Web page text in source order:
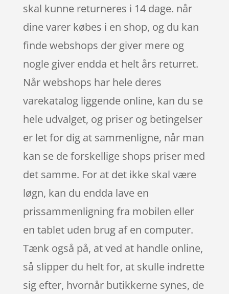
skal kunne returneres i 14 dage. når
dine varer købes i en shop, og du kan
finde webshops der giver mere og
nogle giver endda et helt års returret.
Når webshops har hele deres
varekatalog liggende online, kan du se
hele udvalget, og priser og betingelser
er let for dig at sammenligne, når man
kan se de forskellige shops priser med
det samme. For at det ikke skal være
løgn, kan du endda lave en
prissammenligning fra mobilen eller
en tablet uden brug af en computer.
Tænk også på, at ved at handle online,
så slipper du helt for, at skulle indrette
sig efter, hvornår butikkerne synes, de